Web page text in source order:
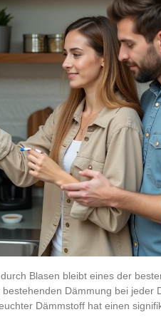
Blasen bleibt eines der
Dämmung bei jeder
Dämmstoff hat einen